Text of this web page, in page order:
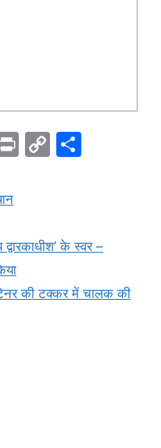
Pr C
Li
k
के स्वर –
की टक्कर में चालक की